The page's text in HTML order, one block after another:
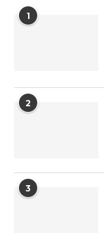
1
2
3